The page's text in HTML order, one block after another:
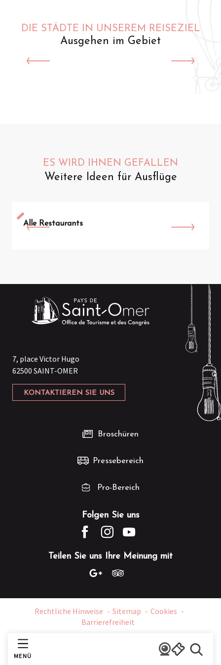
MENÜ
DIE STÄDTE IN UNSEREM REISEZIEL
Ausgehen im Gebiet
ES WIRD IHNEN GEFALLEN
Weitere Ideen für Ausflüge
Alle Restaurants
7, place Victor Hugo
62500 SAINT-OMER
KONTAKTIEREN SIE UNS
Folgen Sie uns
Teilen Sie uns Ihre Meinung mit
Broschüren
Pressebereich
Pro-Bereich
Rechtliche Hinweise Sitemap
Cookies
Barrierefreiheit